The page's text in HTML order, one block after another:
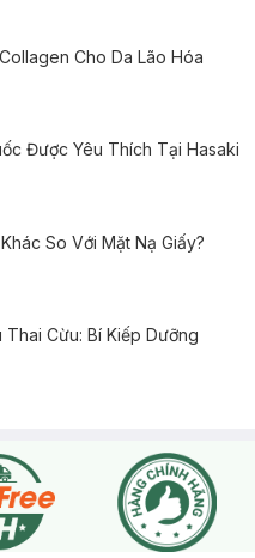
Cho Da Lão Hóa
Được Yêu Thích Tại Hasaki
So Với Mặt Nạ Giấy?
Cừu: Bí Kiếp Dưỡng